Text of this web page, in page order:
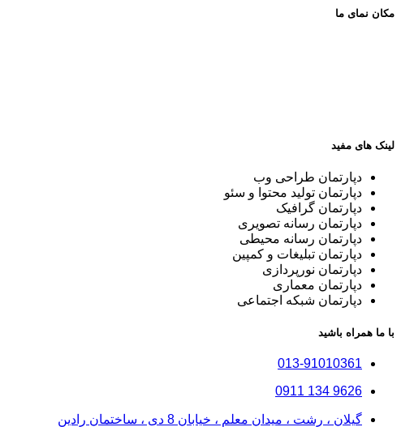
مکان نمای ما
لینک های مفید
دپارتمان طراحی وب
دپارتمان تولید محتوا و سئو
دپارتمان گرافیک
دپارتمان رسانه تصویری
دپارتمان رسانه محیطی
دپارتمان تبلیغات و کمپین
دپارتمان نورپردازی
دپارتمان معماری
دپارتمان شبکه اجتماعی
با ما همراه باشید
013-91010361
9626 134 0911
گیلان ، رشت ، میدان معلم ، خیابان 8 دی ، ساختمان رادین